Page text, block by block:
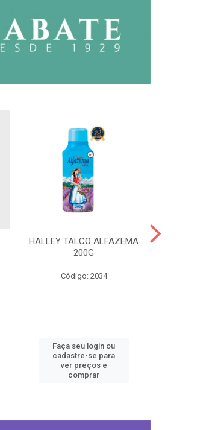
HALLEY TALCO ALFAZEMA
200G
Código: 2034
Faça seu login ou
cadastre-se para
ver preços e
comprar